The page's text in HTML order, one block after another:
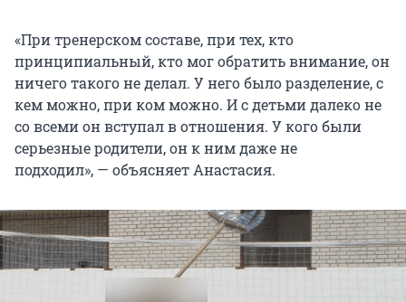
«При тренерском составе, при тех, кто
принципиальный, кто мог обратить внимание, он
ничего такого не делал. У него было разделение, с
кем можно, при ком можно. И с детьми далеко не
со всеми он вступал в отношения. У кого были
серьезные родители, он к ним даже не
подходил», — объясняет Анастасия.